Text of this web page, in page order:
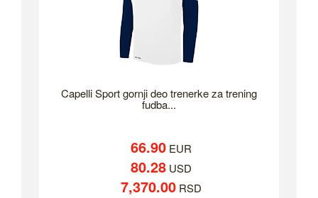
Capelli Sport gornji deo trenerke za trening
fudba...
66.90EUR
80.28USD
7,370.00RSD